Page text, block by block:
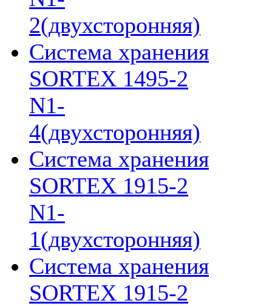
2(двухсторонняя)
Система хранения
SORTEX 1495-2
N1-
4(двухсторонняя)
Система хранения
SORTEX 1915-2
N1-
1(двухсторонняя)
Система хранения
SORTEX 1915-2